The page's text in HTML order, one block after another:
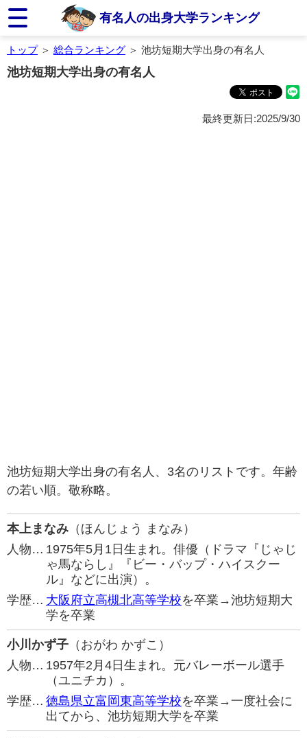
有名人の出身大学ランキング
トップ＞ 総合ランキング ＞ 池坊短期大学出身の有名人
池坊短期大学出身の有名人
最終更新日:2025/9/30
池坊短期大学出身の有名人、3名のリストです。年齢
の若い順。敬称略。
本上まなみ （ほんじょう まなみ）
人物… 1975年5月1日生まれ。俳優（ドラマ『じゃじ
ゃ馬ならし』『ビー・バップ・ハイスクー
ル』などに出演）。
学歴… 大阪府立高槻北高等学校を卒業→池坊短期大
学を卒業
小川かず子 （おがわ かずこ）
人物… 1957年2月4日生まれ。元バレーボール選手
（ユニチカ）。
学歴… 徳島県立富岡東高等学校を卒業→一度社会に
出てから、池坊短期大学を卒業